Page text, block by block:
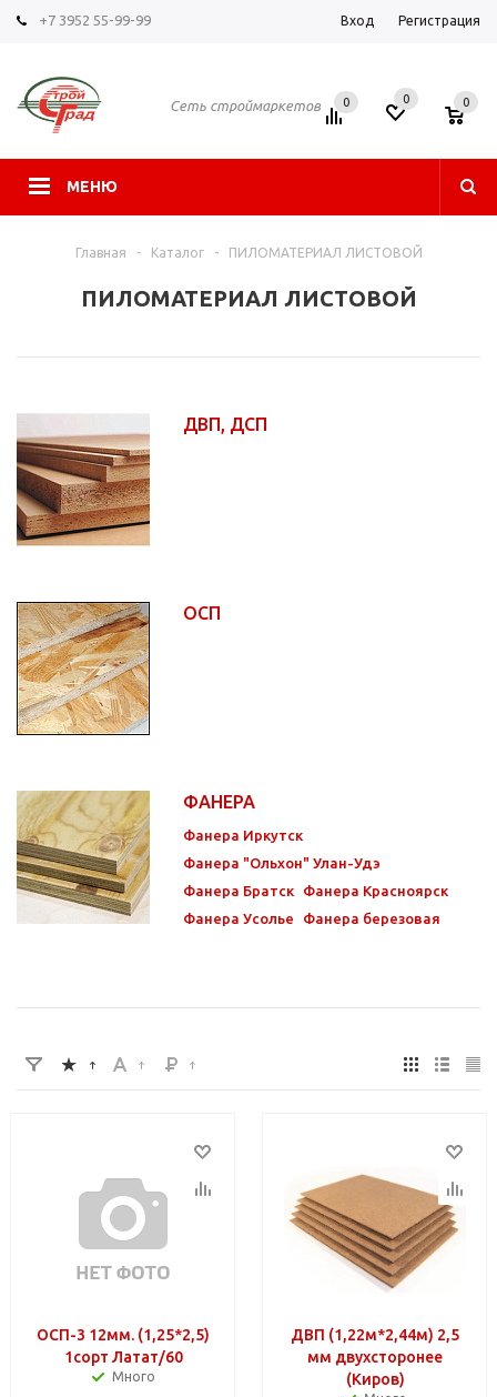
+7 3952 55-99-99 Вход Регистрация
Сеть строймаркетов
МЕНЮ
0 0 0
Главная - Каталог - ПИЛОМАТЕРИАЛ ЛИСТОВОЙ
ПИЛОМАТЕРИАЛ ЛИСТОВОЙ
ДВП, ДСП
ОСП
ФАНЕРА
Фанера Иркутск
Фанера "Ольхон" Улан-Удэ
Фанера Братск
Фанера Красноярск
Фанера Усолье
Фанера березовая
ОСП-3 12мм. (1,25*2,5)
1сорт Латат/60
Много
ДВП (1,22м*2,44м) 2,5
мм двухсторонее
(Киров)